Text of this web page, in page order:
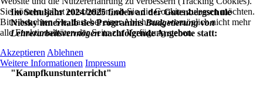
Im Schuljahr 2024/2025 finden an der Gutenbergschule
Niesky innerhalb des ProgrammsBudgetierung von
Lehrerarbeitsvermögennachfolgende Angebote statt:
"Kampfkunstunterricht"
Sie können selbst entscheiden, ob Sie die Cookies zulassen möchten.
Bitte beachten Sie, dass bei einer Ablehnung womöglich nicht mehr
alle Funktionalitäten der Seite zur Verfügung stehen.
Akzeptieren Ablehnen
Weitere Informationen Impressum